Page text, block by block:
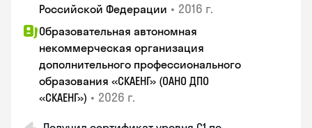
Российской Федерации • 2016 г.
Образовательная автономная
некоммерческая организация
дополнительного профессионального
образования «СКАЕНГ» (ОАНО ДПО
«СКАЕНГ») • 2026 г.